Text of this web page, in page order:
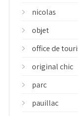
nicolas
objet
office de
original chic
parc
pauillac